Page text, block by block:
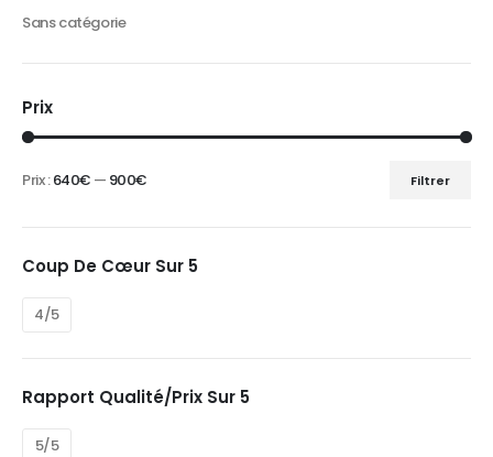
Sans catégorie
Prix
Prix
Prix
Filtrer
Prix :640€ — 900€
Coup De Cœur Sur 5
4/5
Rapport Qualité/prix Sur 5
5/5